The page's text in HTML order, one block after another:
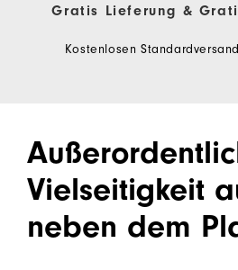
Gratis Lieferung &
Kostenlosen
Vielseitigkeit
neben dem